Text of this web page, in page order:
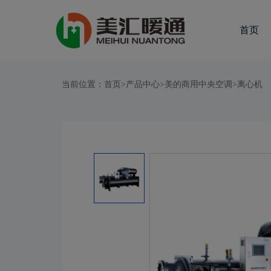
首页
当前位置： 首页 >产品中心>美的商用中央空调 >离心机